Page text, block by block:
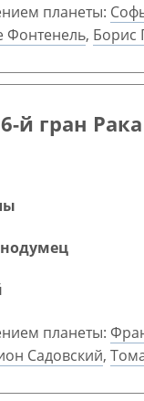
планеты:
Фонтенель, Борис
й гран Рака
планеты:
Садовский,